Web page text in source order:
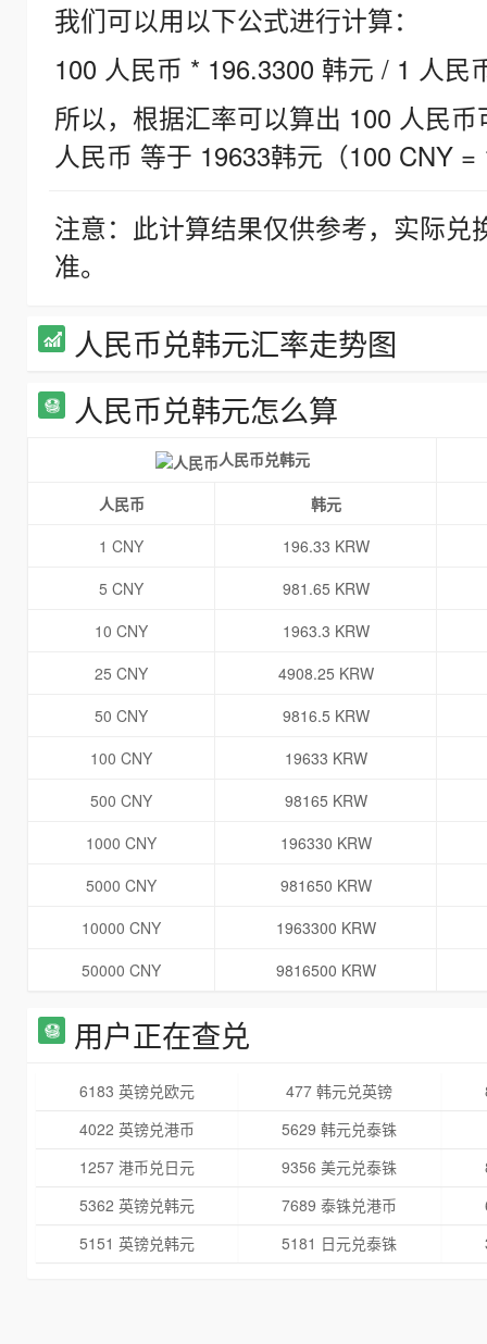
我们可以用以下公式进行计算：
100 人民币 * 196.3300 韩元 / 1 人民
所以，根据汇率可以算出 100 人民
人民币 等于 19633韩元（100 CNY =
注意：此计算结果仅供参考，实际
准。
人民币兑韩元汇率走势图
人民币兑韩元怎么算
人民币兑韩元
人民币
韩元
1 CNY
196.33 KRW
5 CNY
981.65 KRW
10 CNY
1963.3 KRW
25 CNY
4908.25 KRW
50 CNY
9816.5 KRW
100 CNY
19633 KRW
500 CNY
98165 KRW
1000 CNY
196330 KRW
5000 CNY
981650 KRW
10000 CNY
1963300 KRW
50000 CNY
9816500 KRW
用户正在查兑
6183 英镑兑欧元 477 韩元兑英镑
4022 英镑兑港币
5629 韩元兑泰铢
1257 港币兑日元
9356 美元兑泰铢
5362 英镑兑韩元
7689 泰铢兑港币
5151 英镑兑韩元
5181 日元兑泰铢